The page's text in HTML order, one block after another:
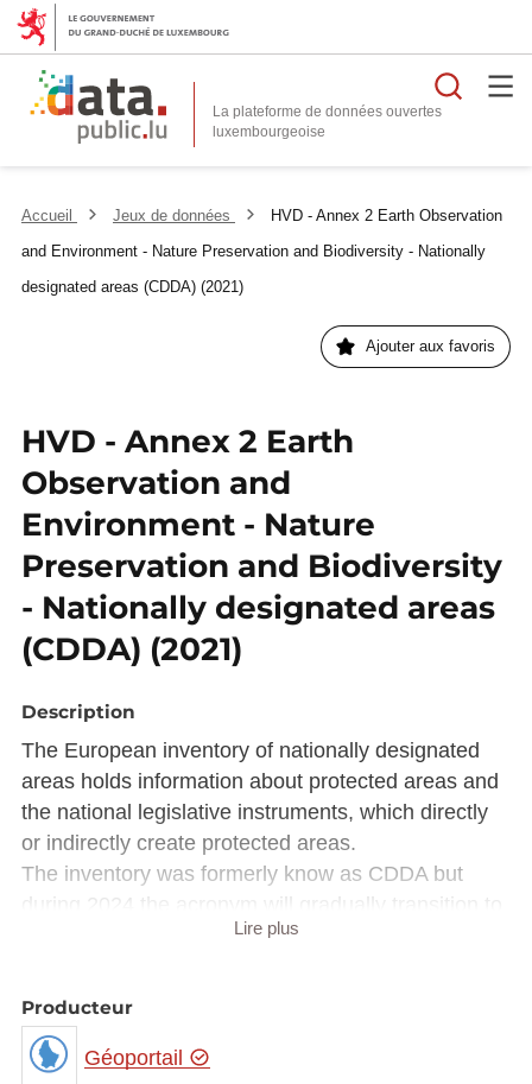
La plateforme de données ouvertes
Accueil Jeux de données
HVD - Annex 2 Earth Observation
and Environment - Nature Preservation and Biodiversity - Nationally
designated areas (CDDA) (2021)
Ajouter aux favoris
HVD - Annex 2 Earth
Observation and
Environment - Nature
Preservation and Biodiversity
- Nationally designated areas
(CDDA) (2021)
Description
The European inventory of nationally designated
areas holds information about protected areas and
the national legislative instruments, which directly
or indirectly create protected areas.
The inventory was formerly know as CDDA but
during 2024 the acronym will gradually transition to
the more accurate NatDA.
Reporting under this obligation is used for EEA
Core set of indicators.
Lire plus
Producteur
Géoportail